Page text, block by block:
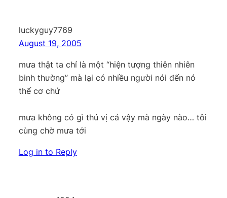
luckyguy7769
August 19, 2005
mưa thật ta chỉ là một “hiện tượng thiên nhiên
binh thường” mà lại có nhiều người nói đến nó
thế cơ chứ
mưa không có gì thú vị cả vậy mà ngày nào… tôi
cùng chờ mưa tới
Log in to Reply